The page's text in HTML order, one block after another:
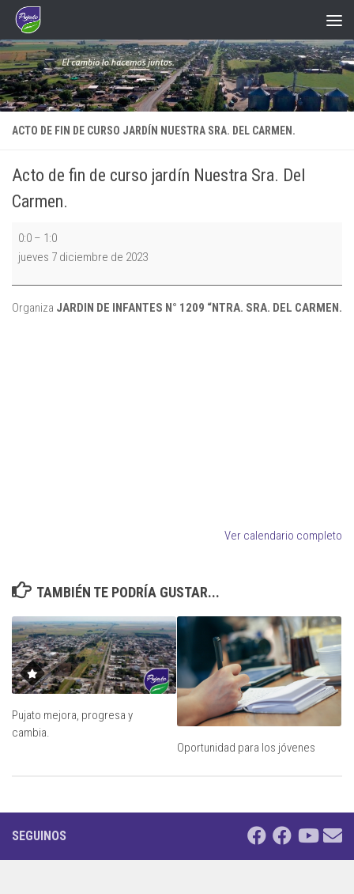
Saltar al contenido
ACTO DE FIN DE CURSO JARDÍN NUESTRA SRA. DEL CARMEN.
Acto de fin de curso jardín Nuestra Sra. Del
Carmen.
Acto
de
de
curso
0:0 – 1:0
jueves 7 diciembre de 2023
Organiza JARDIN DE INFANTES N° 1209 “NTRA. SRA. DEL CARMEN.
Ver calendario completo
TAMBIÉN TE PODRÍA GUSTAR...
Pujato mejora, progresa y
cambia.
Oportunidad para los jóvenes
SEGUINOS